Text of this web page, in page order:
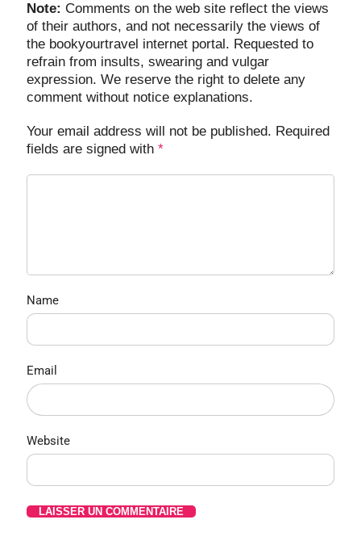
Note: Comments on the web site reflect the views
of their authors, and not necessarily the views of
the bookyourtravel internet portal. Requested to
refrain from insults, swearing and vulgar
expression. We reserve the right to delete any
comment without notice explanations.
Your email address will not be published. Required
fields are signed with*
Name
Email
Website